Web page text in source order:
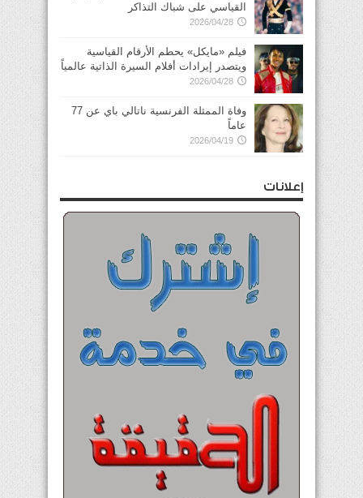
القياسي على شباك التذاكر
2026/04/28
فيلم «مايكل» يحطم الأرقام القياسية
ويتصدر إيرادات أفلام السيرة الذاتية عالمياً
2026/04/28
وفاة الممثلة الفرنسية ناتالي باي عن 77
عاماً
2026/04/19
إعلانات